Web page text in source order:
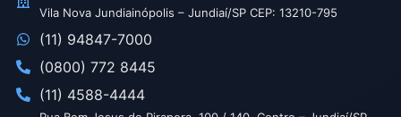
Vila Nova Jundiainópolis – Jundiaí/SP CEP: 13210-795
(11) 94847-7000
(0800) 772 8445
(11) 4588-4444